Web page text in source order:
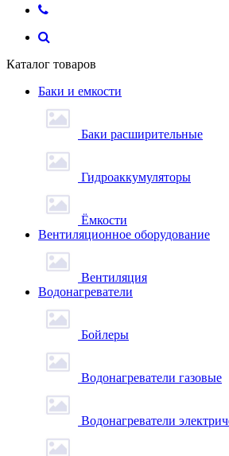
Каталог товаров
Баки и емкости
Баки расширительные
Гидроаккумуляторы
Ёмкости
Вентиляционное оборудование
Вентиляция
Водонагреватели
Бойлеры
Водонагреватели газовые
Водонагреватели